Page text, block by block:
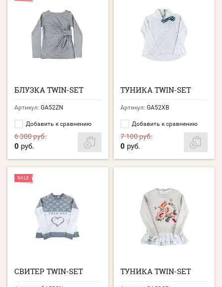
БЛУЗКА TWIN-SET
Артикул: GA52ZN
Добавить к сравнению
6 300руб.
0 руб.
ТУНИКА TWIN-SET
Артикул: GA52XB
Добавить к сравнению
7 100руб.
0 руб.
SALE
СВИТЕР TWIN-SET ТУНИКА TWIN-SET